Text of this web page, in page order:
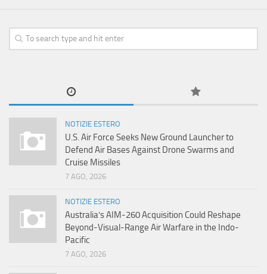
NOTIZIE ESTERO
U.S. Air Force Seeks New Ground Launcher to
Defend Air Bases Against Drone Swarms and
Cruise Missiles
7 AGO, 2026
NOTIZIE ESTERO
Australia’s AIM-260 Acquisition Could Reshape
Beyond-Visual-Range Air Warfare in the Indo-
Pacific
7 AGO, 2026